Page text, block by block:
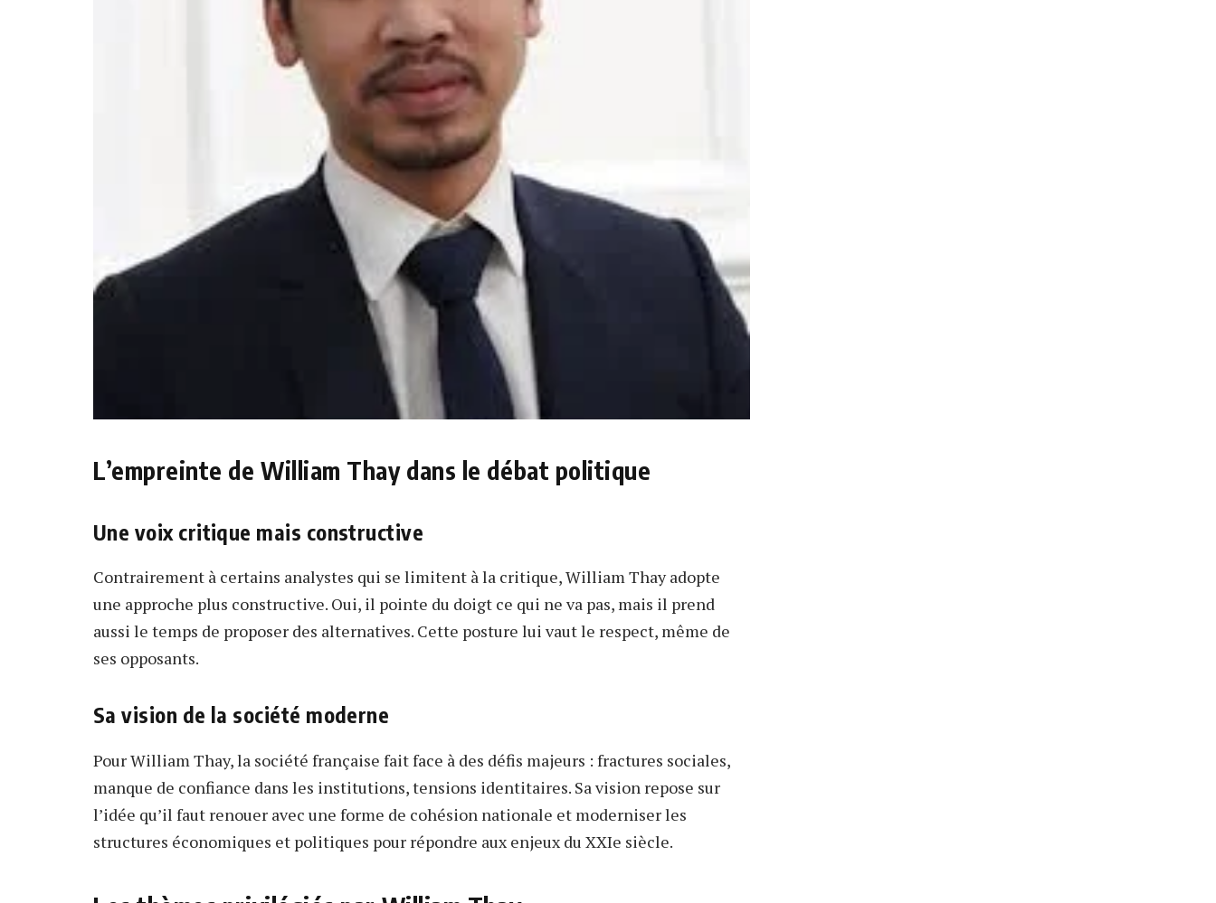
L’empreinte de William Thay dans le débat politique
Une voix critique mais constructive
Contrairement à certains analystes qui se limitent à la critique, William Thay adopte
une approche plus constructive. Oui, il pointe du doigt ce qui ne va pas, mais il prend
aussi le temps de proposer des alternatives. Cette posture lui vaut le respect, même de
ses opposants.
Sa vision de la société moderne
Pour William Thay, la société française fait face à des défis majeurs : fractures sociales,
manque de confiance dans les institutions, tensions identitaires. Sa vision repose sur
l’idée qu’il faut renouer avec une forme de cohésion nationale et moderniser les
structures économiques et politiques pour répondre aux enjeux du XXIe siècle.